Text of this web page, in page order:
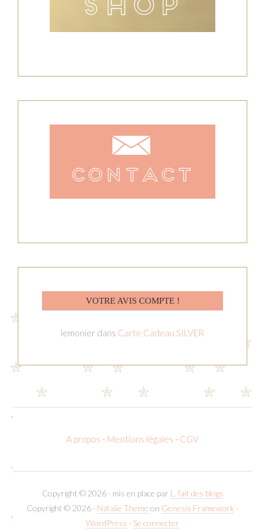
VOTRE AVIS COMPTE !
lemonier dans Carte Cadeau SILVER
A propos - Mentions légales - CGV
Copyright © 2026 · mis en place par L. fait des blogs
Copyright © 2026 · Natalie Theme on Genesis Framework ·
WordPress · Se connecter